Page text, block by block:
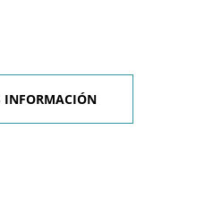
INFORMACIÓN